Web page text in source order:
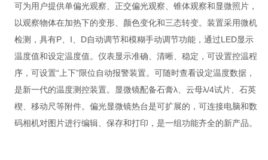
可为用户提供单偏光观察、正交偏光观察、锥体观察和显微照片，
以观察物体在加热下的变形、颜色变化和三态转变。装置采用微机
检测，具有P、I、D自动调节和模糊手动调节功能，通过LED显示
温度值和设定温度值。仪表显示准确、清晰、稳定，可设置控温程
序，可设置“上下”限位自动报警装置。可随时查看设定温度数据，
是新一代的温度测控装置。显微镜配备石膏λ、云母λ/4试片、石英
楔、移动尺等附件。偏光显微镜热台是可扩展的，可连接电脑和数
码相机对图片进行编辑、保存和打印，是一组功能齐全的新产品。